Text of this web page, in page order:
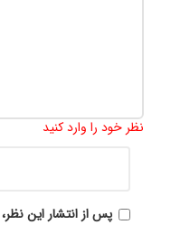
نظر خود را وارد کنید
پس از انتشار این